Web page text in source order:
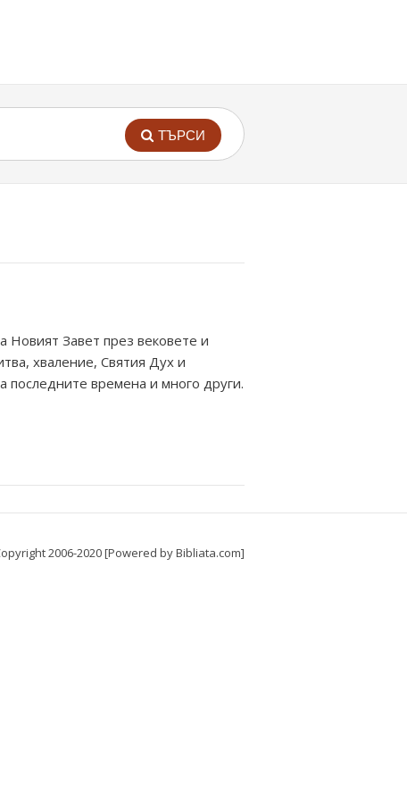
ТЪРСИ
Новият Завет през вековете и
хваление, Святия Дух и
последните времена и много други.
2006-2020 [Powered by Bibliata.com]